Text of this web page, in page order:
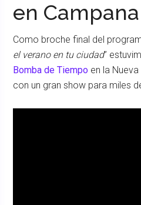
en Campana
Como broche final del
el verano en tu ciudad”
Bomba de Tiempo en la
con un gran show para miles